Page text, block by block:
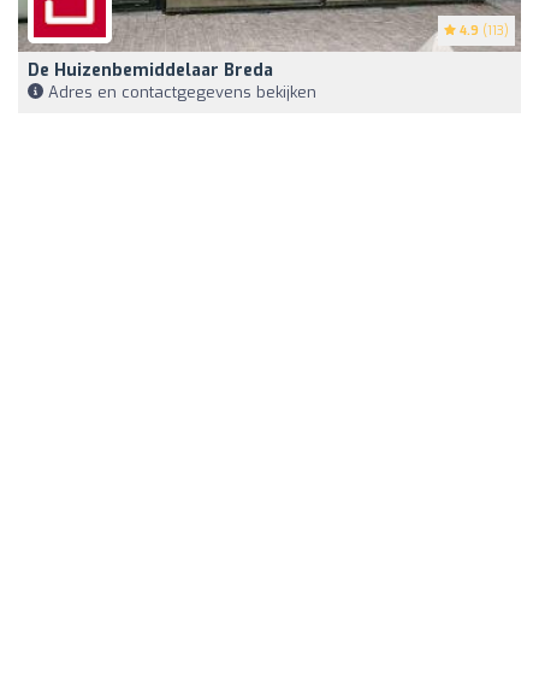
4.9 (113)
De Huizenbemiddelaar Breda
Adres en contactgegevens bekijken